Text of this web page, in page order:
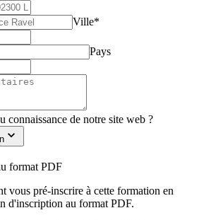
Ville*
Pays
connaissance de notre site web ?
format PDF
vous pré-inscrire à cette formation en
d'inscription au format PDF.